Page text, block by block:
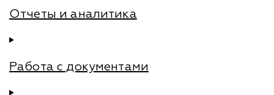
Отчеты и аналитика
Работа с документами